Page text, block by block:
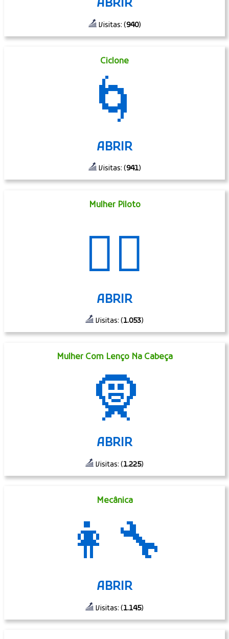
ABRIR
Visitas: (940)
Ciclone
🌀
ABRIR
Visitas: (941)
Mulher Piloto
👩‍✈️
ABRIR
Visitas: (1.053)
Mulher Com Lenço Na Cabeça
🧕
ABRIR
Visitas: (1.225)
Mecânica
👩‍🔧
ABRIR
Visitas: (1.145)